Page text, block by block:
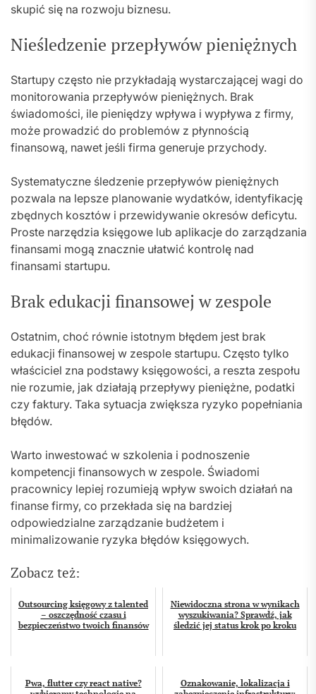
skupić się na rozwoju biznesu.
Nieśledzenie przepływów pieniężnych
Startupy często nie przykładają wystarczającej wagi do
monitorowania przepływów pieniężnych. Brak
świadomości, ile pieniędzy wpływa i wypływa z firmy,
może prowadzić do problemów z płynnością
finansową, nawet jeśli firma generuje przychody.
Systematyczne śledzenie przepływów pieniężnych
pozwala na lepsze planowanie wydatków, identyfikację
zbędnych kosztów i przewidywanie okresów deficytu.
Proste narzędzia księgowe lub aplikacje do zarządzania
finansami mogą znacznie ułatwić kontrolę nad
finansami startupu.
Brak edukacji finansowej w zespole
Ostatnim, choć równie istotnym błędem jest brak
edukacji finansowej w zespole startupu. Często tylko
właściciel zna podstawy księgowości, a reszta zespołu
nie rozumie, jak działają przepływy pieniężne, podatki
czy faktury. Taka sytuacja zwiększa ryzyko popełniania
błędów.
Warto inwestować w szkolenia i podnoszenie
kompetencji finansowych w zespole. Świadomi
pracownicy lepiej rozumieją wpływ swoich działań na
finanse firmy, co przekłada się na bardziej
odpowiedzialne zarządzanie budżetem i
minimalizowanie ryzyka błędów księgowych.
Zobacz też:
Outsourcing księgowy z talented
– oszczędność czasu i
bezpieczeństwo twoich finansów
Niewidoczna strona w wynikach
wyszukiwania? Sprawdź, jak
śledzić jej status krok po kroku
Pwa, flutter czy react native?
Oznakowanie, lokalizacja i